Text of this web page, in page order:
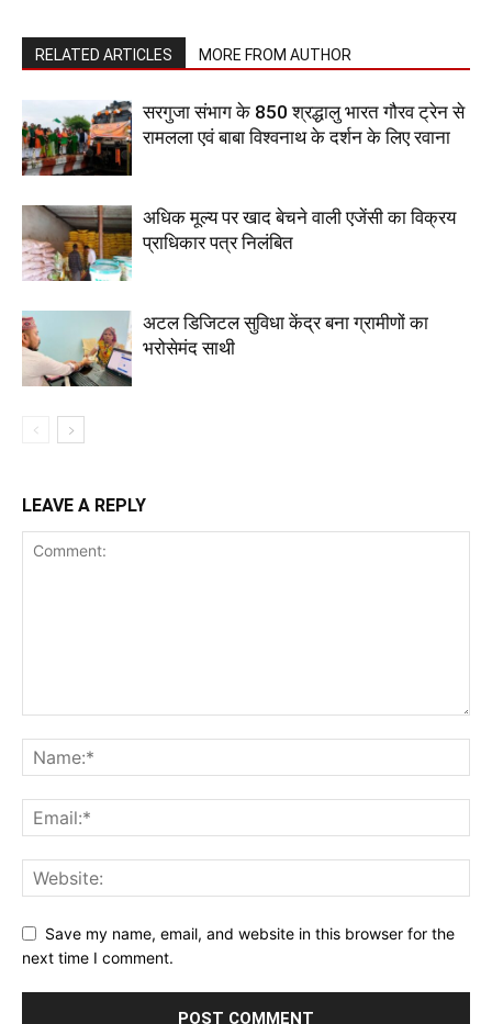
RELATED ARTICLES MORE FROM AUTHOR
सरगुजा संभाग के 850 श्रद्धालु भारत गौरव ट्रेन से
रामलला एवं बाबा विश्वनाथ के दर्शन के लिए रवाना
अधिक मूल्य पर खाद बेचने वाली एजेंसी का विक्रय
प्राधिकार पत्र निलंबित
अटल डिजिटल सुविधा केंद्र बना ग्रामीणों का
भरोसेमंद साथी
LEAVE A REPLY
Save my name, email, and website in this browser for the
next time I comment.